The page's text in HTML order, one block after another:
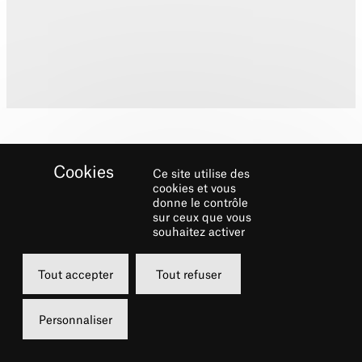
Il évolue sur la scène française et
internationale dans différents projets. Il a
collaboré avec Le Cirque Farouche, le
metteur en scène Ken Higelin et des artistes
Ce site utilise des
cookies et vous
donne le contrôle
sur ceux que vous
souhaitez activer
Tout accepter Tout refuser
Personnaliser